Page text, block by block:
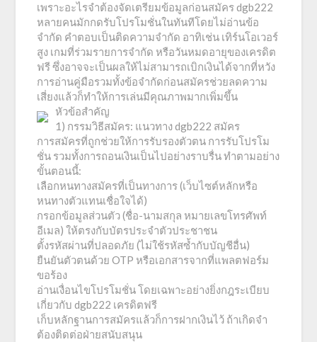
เพราะอะไรจำต้องจัดเตรียมข้อมูลก่อนสมัคร dgb222
หลายคนมักกดรับโปรโมชั่นในทันทีโดยไม่อ่านข้อ
จำกัด คำตอบเป็นติดความจำกัด อาทิเช่น เทิร์นโอเวอร์
สูง เกมที่ร่วมรายการจำกัด หรือวันหมดอายุของเครดิต
ฟรี ซึ่งอาจจะเป็นผลให้ไม่สามารถเบิกเงินได้จากที่หวัง
การอ่านคู่มือรวมทั้งข้อจำกัดก่อนสมัครช่วยลดความ
เสี่ยงแล้วก็ทำให้การเล่นมีคุณภาพมากเพิ่มขึ้น
หัวข้อสำคัญ
1) กรรมวิธีสมัคร: แนวทาง dgb222 สมัคร
การสมัครที่ถูกช่วยให้การรับรองตัวตน การรับโปรโม
ชั่น รวมทั้งการถอนเงินเป็นไปอย่างราบรื่น ทำตามอย่าง
ขั้นตอนนี้:
เลือกหนทางสมัครที่เป็นทางการ (เว็บไซต์หลักหรือ
หนทางตัวแทนเชื่อใจได้)
กรอกข้อมูลส่วนตัว (ชื่อ-นามสกุล หมายเลขโทรศัพท์
อีเมล) ให้ตรงกับบัตรประจำตัวประชาชน
ตั้งรหัสผ่านที่ปลอดภัย (ไม่ใช้รหัสซ้ำกับบัญชีอื่น)
ยืนยันตัวตนด้วย OTP หรือเอกสารจากที่แพลตฟอร์ม
ขอร้อง
อ่านเงื่อนไขโปรโมชั่น โดยเฉพาะอย่างยิ่งกฎระเบียบ
เกี่ยวกับ dgb222 เครดิตฟรี
เก็บหลักฐานการสมัครแล้วก็การฝากเงินไว้ ถ้าเกิดจำ
ต้องติดต่อฝ่ายสนับสนุน